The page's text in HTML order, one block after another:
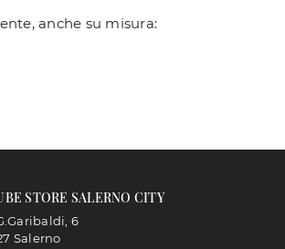
anche su misura:
STORE SALERNO CITY
6
Salerno